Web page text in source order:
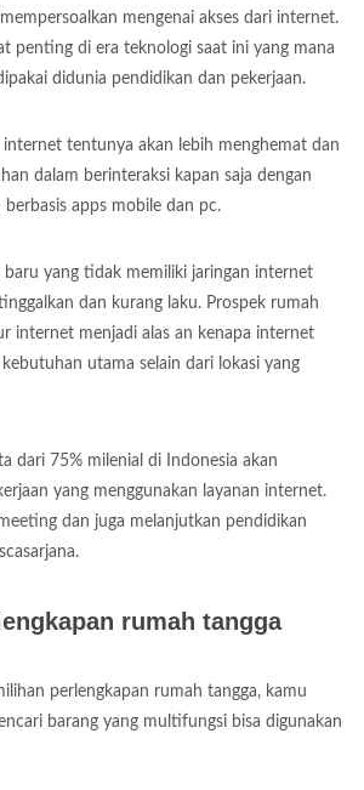
mengenai akses dari internet.
penting di era teknologi saat ini yang mana
didunia pendidikan dan pekerjaan.
internet tentunya akan lebih menghemat dan
dalam berinteraksi kapan saja dengan
berbasis apps mobile dan pc.
baru yang tidak memiliki jaringan internet
dan kurang laku. Prospek rumah
internet menjadi alas an kenapa internet
utama selain dari lokasi yang
dari 75% milenial di Indonesia akan
yang menggunakan layanan internet.
dan juga melanjutkan pendidikan
rumah tangga
perlengkapan rumah tangga, kamu
barang yang multifungsi bisa digunakan